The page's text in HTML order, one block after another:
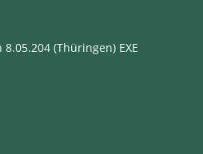
(Thüringen) EXE